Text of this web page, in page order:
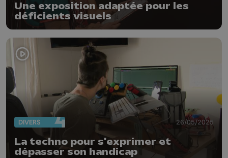
Une exposition adaptée pour les
déficients visuels
DIVERS 26/05/2025
La techno pour s'exprimer et
dépasser son handicap